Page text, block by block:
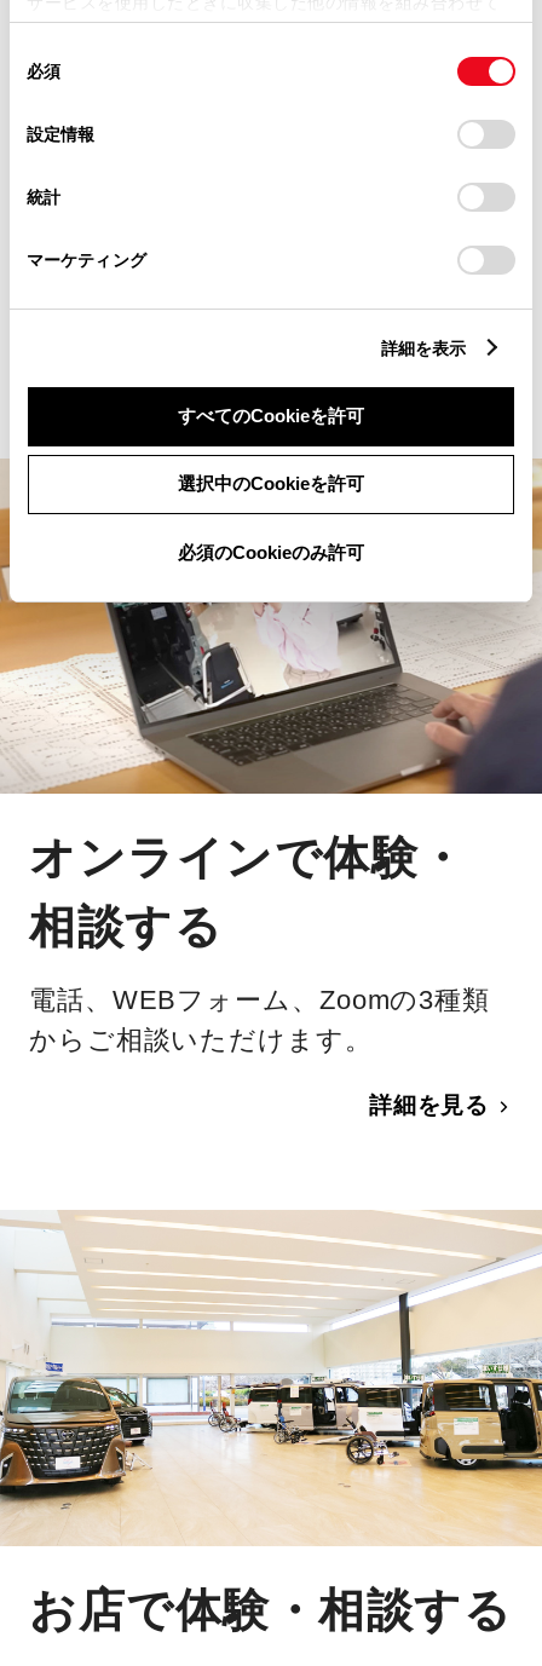
使用することがあります。当ウェブサイトの使用を続行する
デバイスにすべてのCookie(クッキー)が保存されることに同
意したことになります。Cookie(クッキー)のオプトアウト、
設定の変更、同意を撤回したりするにあたっては、当社の
「Cookie（クッキー）情報の取り扱いについて
」をご覧くだ
必須
設定情報
統計
マーケティング
詳細を表示
すべてのCookieを許可
選択中のCookieを許可
必須のCookieのみ許可
クルマから探す
ウェルキャブをラインアップしてい
台をお探しいただけます。乗り降り
をサポートするさまざまな機能も併
詳細を見る
オンラインで体験・
相談する
電話、WEBフォーム、Zoomの3種類
からご相談いただけます。
詳細を見る
お店で体験・相談する